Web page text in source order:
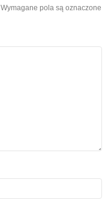
Wymagane pola są oznaczone